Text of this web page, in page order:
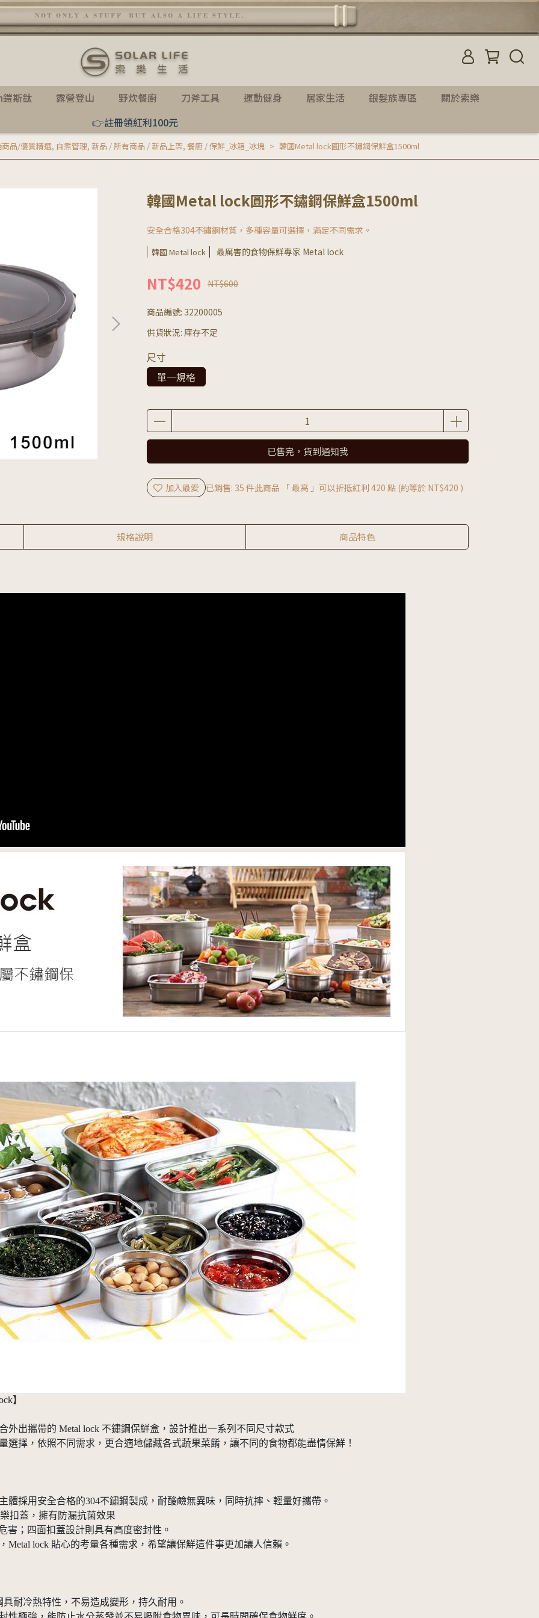
斯鈦 露營登山 野炊餐廚 刀斧工具 運動健身 居家生活 銀髮族專區
關於索樂
👉註冊領紅利100元
品/優質精選, 自煮管理, 新品 / 所有商品 / 新品上架, 餐廚 / 保鮮_冰箱_冰塊 韓國Metal lock圓形不鏽鋼保鮮盒1500ml
韓國Metal lock圓形不鏽鋼保鮮盒1500ml
安全合格304不鏽鋼材質，多種容量可選擇，滿足不同需求。
韓國 Metal lock 最厲害的食物保鮮專家 Metal lock
NT$420 NT$600
商品編號: 32200005
供貨狀況: 庫存不足
尺寸
單一規格
已售完，貨到通知我
加入最愛 已銷售: 35 件此商品 「 最高 」可以折抵紅利 420 點 (約等於 NT$420 )
規格說明 商品特色
】
外出攜帶的 Metal lock 不鏽鋼保鮮盒，設計推出一系列不同尺寸款式
選擇，依照不同需求，更合適地儲藏各式蔬果菜餚，讓不同的食物都能盡情保鮮！
體採用安全合格的304不鏽鋼製成，耐酸鹼無異味，同時抗摔、輕量好攜帶。
扣蓋，擁有防漏抗菌效果
害；四面扣蓋設計則具有高度密封性。
Metal lock 貼心的考量各種需求，希望讓保鮮這件事更加讓人信賴。
耐冷熱特性，不易造成變形，持久耐用。